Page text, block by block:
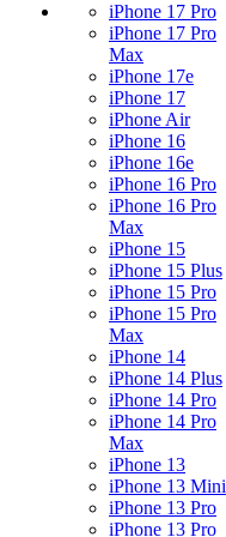
iPhone 17 Pro
iPhone 17 Pro
Max
iPhone 17e
iPhone 17
iPhone Air
iPhone 16
iPhone 16e
iPhone 16 Pro
iPhone 16 Pro
Max
iPhone 15
iPhone 15 Plus
iPhone 15 Pro
iPhone 15 Pro
Max
iPhone 14
iPhone 14 Plus
iPhone 14 Pro
iPhone 14 Pro
Max
iPhone 13
iPhone 13 Mini
iPhone 13 Pro
iPhone 13 Pro